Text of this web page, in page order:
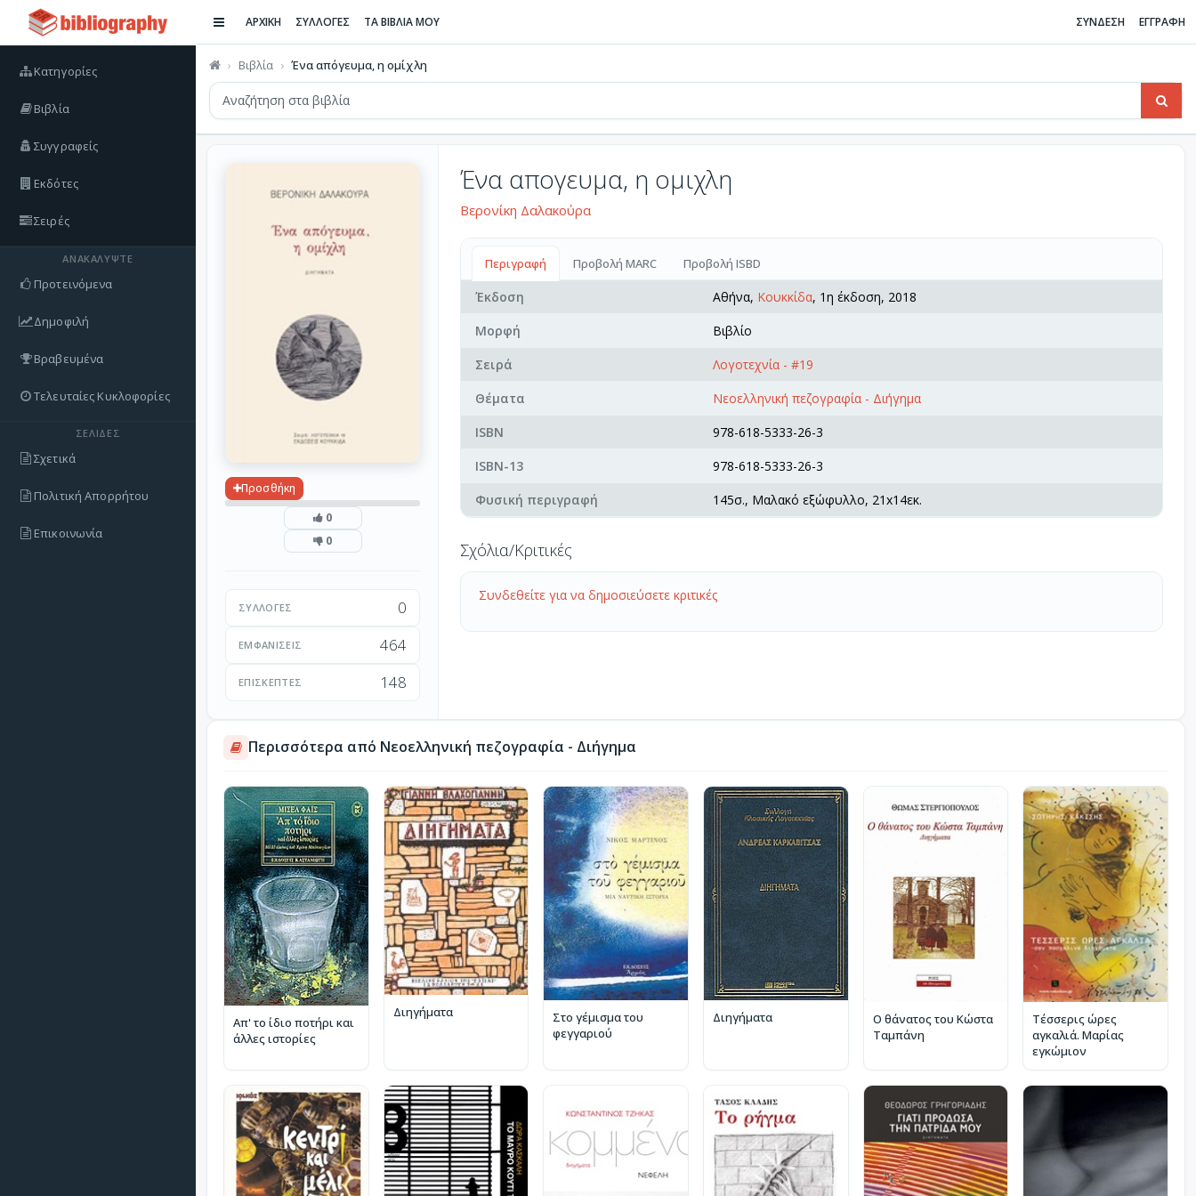
Κατηγορίες
Βιβλία
Συγγραφείς
Εκδότες
Σειρές
ΑΝΑΚΑΛΎΨΤΕ
Προτεινόμενα
Δημοφιλή
Βραβευμένα
Τελευταίες Κυκλοφορίες
ΣΕΛΊΔΕΣ
Σχετικά
Πολιτική Απορρήτου
Επικοινωνία
ΑΡΧΙΚΗ ΣΥΛΛΟΓΕΣ ΤΑ ΒΙΒΛΙΑ ΜΟΥ ΣΥΝΔΕΣΗ ΕΓΓΡΑΦΗ
Βιβλία Ένα απόγευμα, η ομίχλη
Προσθήκη
0
0
ΣΥΛΛΟΓΈΣ 0
ΕΜΦΑΝΊΣΕΙΣ 464
ΕΠΙΣΚΈΠΤΕΣ 148
Ένα απογευμα, η ομιχλη
Βερονίκη Δαλακούρα
Περιγραφή Προβολή MARC Προβολή ISBD
Έκδοση Αθήνα, Κουκκίδα, 1η έκδοση, 2018
Μορφή
Βιβλίο
Σειρά
Λογοτεχνία - #19
Θέματα
Νεοελληνική πεζογραφία - Διήγημα
ISBN
978-618-5333-26-3
ISBN-13
978-618-5333-26-3
Φυσική περιγραφή
145σ., Μαλακό εξώφυλλο, 21x14εκ.
Σχόλια/Κριτικές
Συνδεθείτε για να δημοσιεύσετε κριτικές
Περισσότερα από Νεοελληνική πεζογραφία - Διήγημα
Απ' το ίδιο ποτήρι και
άλλες ιστορίες
Διηγήματα
Στο γέμισμα του
φεγγαριού
Διηγήματα
Ο θάνατος του Κώστα
Ταμπάνη
Τέσσερις ώρες
αγκαλιά. Μαρίας
εγκώμιον